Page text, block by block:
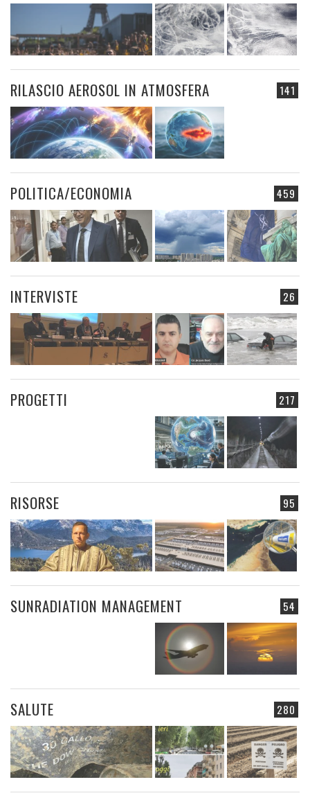
141
RILASCIO AEROSOL IN ATMOSFERA
459
POLITICA/ECONOMIA
26
INTERVISTE
217
PROGETTI
95
RISORSE
54
SUNRADIATION MANAGEMENT
280
SALUTE